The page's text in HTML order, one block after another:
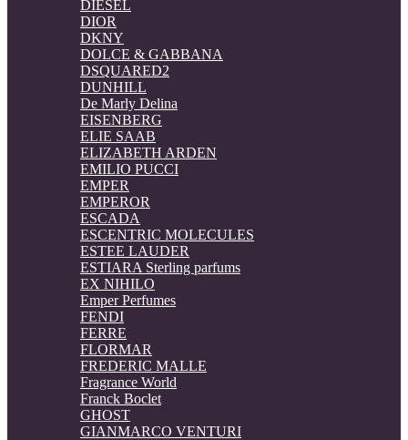
DIESEL
DIOR
DKNY
DOLCE & GABBANA
DSQUARED2
DUNHILL
De Marly Delina
EISENBERG
ELIE SAAB
ELIZABETH ARDEN
EMILIO PUCCI
EMPER
EMPEROR
ESCADA
ESCENTRIC MOLECULES
ESTEE LAUDER
ESTIARA Sterling parfums
EX NIHILO
Emper Perfumes
FENDI
FERRE
FLORMAR
FREDERIC MALLE
Fragrance World
Franck Boclet
GHOST
GIANMARCO VENTURI